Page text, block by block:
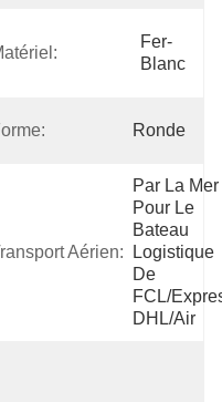
Fer-
Blanc
Ronde
Aérien:
Par La Mer
Pour Le
Bateau
Logistique
De
FCL/
DHL/Air